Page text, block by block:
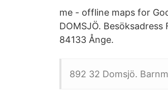
me - offline maps for
DOMSJÖ. Besöksadress
84133 Ånge.
892 32 Domsjö.